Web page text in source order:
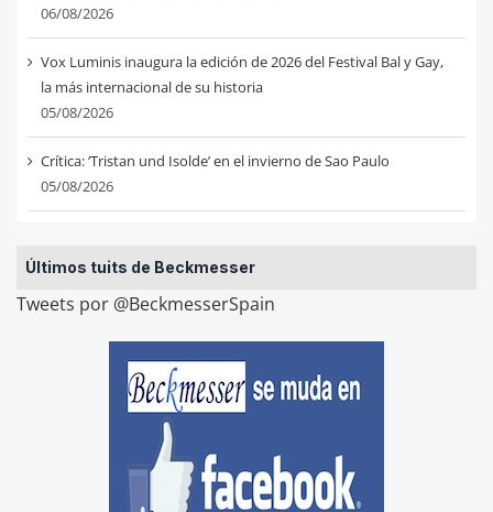
06/08/2026
Vox Luminis inaugura la edición de 2026 del Festival Bal y Gay,
la más internacional de su historia
05/08/2026
Crítica: ‘Tristan und Isolde’ en el invierno de Sao Paulo
05/08/2026
Últimos tuits de Beckmesser
Tweets por @BeckmesserSpain